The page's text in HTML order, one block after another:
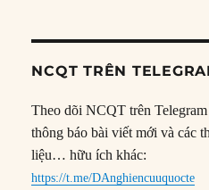
NCQT TRÊN
Theo dõi NCQT trên
thông báo bài viết mới và các
liệu… hữu ích khác:
https://t.me/DAnghiencuuquocte